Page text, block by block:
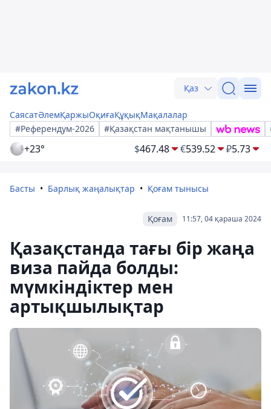
Қаз
СаясатӘлемҚаржыОқиғаҚұқықМақалалар
#Референдум-2026
#Қазақстан мақтанышы
+23° $467.48 €539.52 ₽5.73
Басты Барлық жаңалықтар Қоғам тынысы
11:57, 04 қараша 2024
Қоғам
Қазақстанда тағы бір жаңа
виза пайда болды:
мүмкіндіктер мен
артықшылықтар